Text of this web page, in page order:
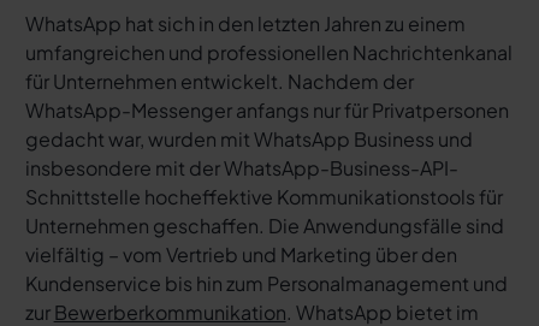
WhatsApp hat sich in den letzten Jahren zu einem
umfangreichen und professionellen Nachrichtenkanal
für Unternehmen entwickelt. Nachdem der
WhatsApp-Messenger anfangs nur für Privatpersonen
gedacht war, wurden mit WhatsApp Business und
insbesondere mit der WhatsApp-Business-API-
Schnittstelle hocheffektive Kommunikationstools für
Unternehmen geschaffen. Die Anwendungsfälle sind
vielfältig – vom Vertrieb und Marketing über den
Kundenservice bis hin zum Personalmanagement und
zurBewerberkommunikation. WhatsApp bietet im